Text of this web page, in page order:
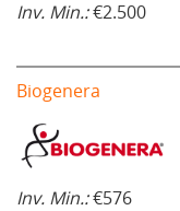
Inv. Min.:€2.500
Biogenera
Inv. Min.:€576